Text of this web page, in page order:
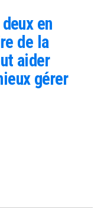
en
de la
aider
gérer